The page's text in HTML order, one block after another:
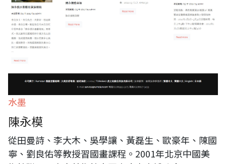
水墨
陳永模
從田曼詩、李大木、吳學讓、黃磊生、歐豪年、陳國
寧、劉良佑等教授習國畫課程。2001年北京中國美